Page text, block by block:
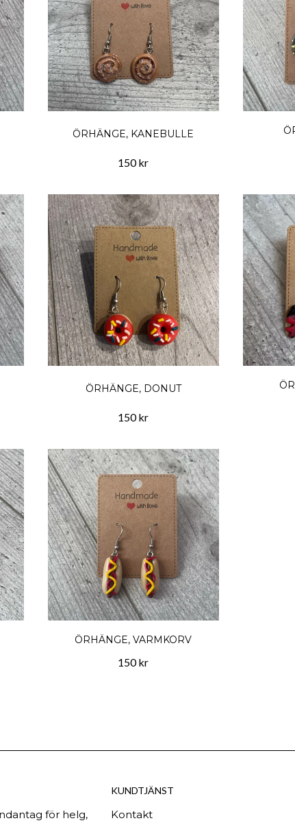
ÖRHÄNGE, KANEBULLE
150 kr
ÖRHÄNGE, DONUT
150 kr
ÖRHÄNGE, VARMKORV
150 kr
för helg,
KUNDTJÄNST
Kontakt